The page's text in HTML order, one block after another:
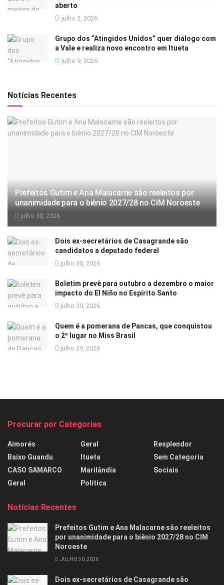
aberto
julho 2, 2026
Grupo dos “Atingidos Unidos” quer diálogo com
a Vale e realiza novo encontro em Itueta
julho 9, 2026
Notícias Recentes
Prefeitos Gutim e Ana Malacarne são reeleitos por
unanimidade para o biênio 2027/28 no CIM Noroeste
julho 30, 2026
Dois ex-secretários de Casagrande são
candidatos a deputado federal
julho 30, 2026
Boletim prevê para outubro a dezembro o maior
impacto do El Niño no Espírito Santo
julho 30, 2026
Quem é a pomerana de Pancas, que conquistou
o 2º lugar no Miss Brasil
julho 29, 2026
Procurar por Categorias
Aimorés
Baixo Guandu
CASO SAMARCO
Geral
Geral
Itueta
Marilândia
Política
Resplendor
Sem Categoria
Sociais
Notícias Recentes
Prefeitos Gutim e Ana Malacarne são reeleitos
por unanimidade para o biênio 2027/28 no CIM
Noroeste
JULHO 30, 2026
Dois ex-secretários de Casagrande são